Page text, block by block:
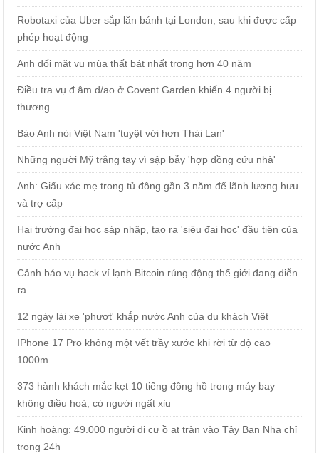
Robotaxi của Uber sắp lăn bánh tại London, sau khi được cấp
phép hoạt động
Anh đối mặt vụ mùa thất bát nhất trong hơn 40 năm
Điều tra vụ đ.âm d/ao ở Covent Garden khiến 4 người bị
thương
Báo Anh nói Việt Nam 'tuyệt vời hơn Thái Lan'
Những người Mỹ trắng tay vì sập bẫy 'hợp đồng cứu nhà'
Anh: Giấu xác mẹ trong tủ đông gần 3 năm để lãnh lương hưu
và trợ cấp
Hai trường đại học sáp nhập, tạo ra 'siêu đại học' đầu tiên của
nước Anh
Cảnh báo vụ hack ví lạnh Bitcoin rúng động thế giới đang diễn
ra
12 ngày lái xe 'phượt' khắp nước Anh của du khách Việt
IPhone 17 Pro không một vết trầy xước khi rời từ độ cao
1000m
373 hành khách mắc kẹt 10 tiếng đồng hồ trong máy bay
không điều hoà, có người ngất xỉu
Kinh hoàng: 49.000 người di cư ồ ạt tràn vào Tây Ban Nha chỉ
trong 24h